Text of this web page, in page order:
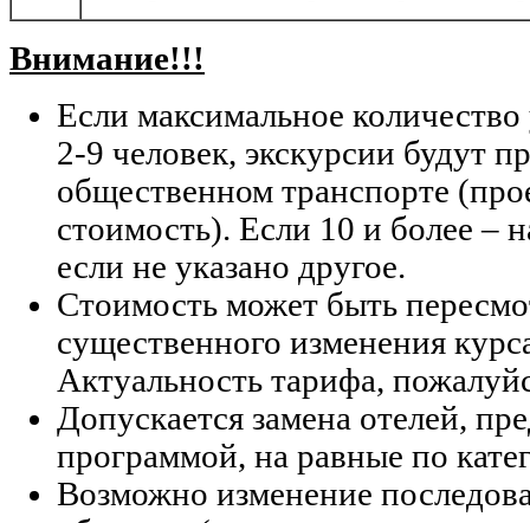
Внимание!!!
Если максимальное количество
2-9 человек, экскурсии будут
общественном транспорте
стоимость). Если 10 и более –
если не указано другое.
Стоимость может быть
существенного изменения
Актуальность тарифа,
Допускается замена отелей,
программой, на равные по
Возможно изменение